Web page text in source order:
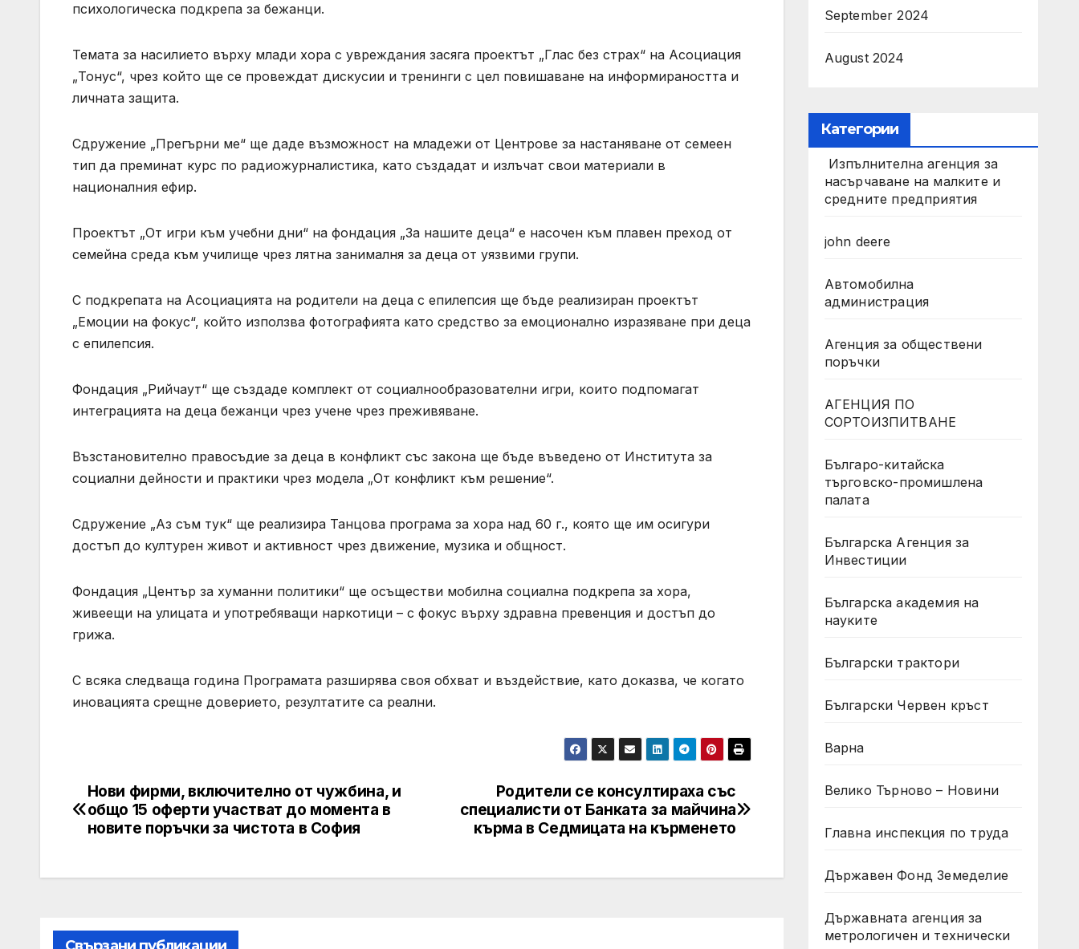
психологическа подкрепа за бежанци.
Темата за насилието върху млади хора с увреждания засяга проектът „Глас без страх“ на Асоциация
„Тонус“, чрез който ще се провеждат дискусии и тренинги с цел повишаване на информираността и
личната защита.
Сдружение „Прегърни ме“ ще даде възможност на младежи от Центрове за настаняване от семеен
тип да преминат курс по радиожурналистика, като създадат и излъчат свои материали в
националния ефир.
Проектът „От игри към учебни дни“ на фондация „За нашите деца“ е насочен към плавен преход от
семейна среда към училище чрез лятна занималня за деца от уязвими групи.
С подкрепата на Асоциацията на родители на деца с епилепсия ще бъде реализиран проектът
„Емоции на фокус“, който използва фотографията като средство за емоционално изразяване при деца
с епилепсия.
Фондация „Рийчаут“ ще създаде комплект от социалнообразователни игри, които подпомагат
интеграцията на деца бежанци чрез учене чрез преживяване.
Възстановително правосъдие за деца в конфликт със закона ще бъде въведено от Института за
социални дейности и практики чрез модела „От конфликт към решение“.
Сдружение „Аз съм тук“ ще реализира Танцова програма за хора над 60 г., която ще им осигури
достъп до културен живот и активност чрез движение, музика и общност.
Фондация „Център за хуманни политики“ ще осъществи мобилна социална подкрепа за хора,
живеещи на улицата и употребяващи наркотици – с фокус върху здравна превенция и достъп до
грижа.
С всяка следваща година Програмата разширява своя обхват и въздействие, като доказва, че когато
иновацията срещне доверието, резултатите са реални.
Post
navigation
Родители се консултираха със
специалисти от Банката за майчина
кърма в Седмицата на кърменето
Нови фирми, включително от чужбина, и
общо 15 оферти участват до момента в
новите поръчки за чистота в София
September 2024
August 2024
Категории
Изпълнителна агенция за
насърчаване на малките и
средните предприятия
john deere
Автомобилна
администрация
Агенция за обществени
поръчки
АГЕНЦИЯ ПО
СОРТОИЗПИТВАНЕ
Българо-китайска
търговско-промишлена
палата
Българска Агенция за
Инвестиции
Българска академия на
науките
Български трактори
Български Червен кръст
Варна
Велико Търново – Новини
Главна инспекция по труда
Държавен Фонд Земеделие
Държавната агенция за
метрологичен и технически